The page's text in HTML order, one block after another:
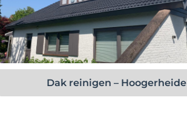
Bekijk project
Dak reinigen – Hoogerheide